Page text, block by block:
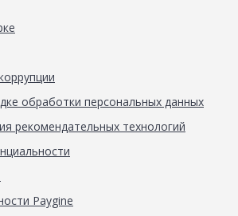
обработки персональных данных
рекомендательных технологий
Paygine